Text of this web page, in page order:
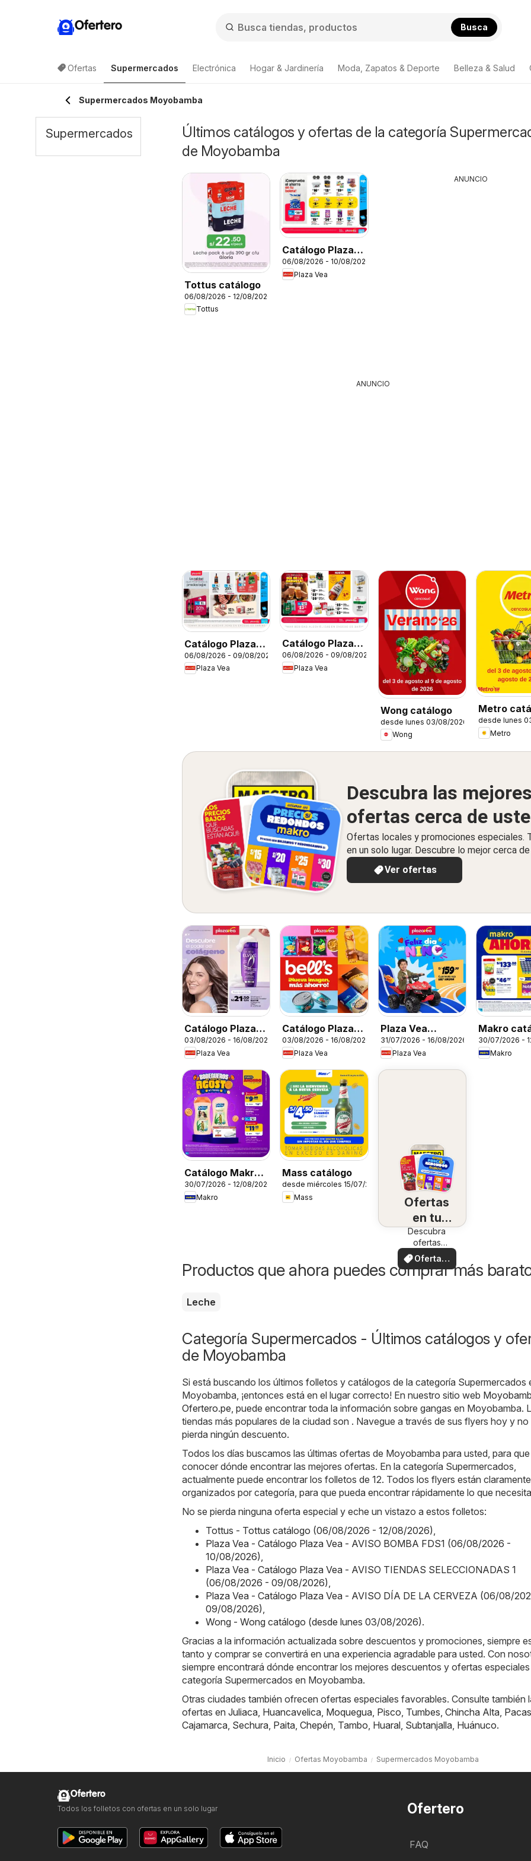
Ofertero Busca
Ofertas Supermercados Electrónica Hogar & Jardinería Moda, Zapatos & Deporte Belleza & Salud
Supermercados Moyobamba
Últimos catálogos y ofertas de la categoría
de Moyobamba
Tottus catálogo
06/08/2026 - 12/08/2026
Tottus
Catálogo Plaza
Vea - AVISO
BOMBA FDS1
06/08/2026 - 10/08/2026
Plaza Vea
ANUNCIO
ANUNCIO
Catálogo Plaza
Vea - AVISO
TIENDAS
06/08/2026 - 09/08/2026
Plaza Vea
Catálogo Plaza
Vea - AVISO DÍA
DE LA CERVEZA
06/08/2026 - 09/08/2026
Plaza Vea
Wong catálogo
desde lunes 03/08/2026
Wong
Metro
desde lunes
Metro
Descubra las
ofertas cerca de
Ofertas locales y promociones especiales.
en un solo lugar. Descubre lo mejor cerca
Ver ofertas
Catálogo Plaza
Vea - Especial
Cuidado del
Cabello
03/08/2026 - 16/08/2026
Plaza Vea
Catálogo Plaza
Vea - Díptico
Marcas Propias
03/08/2026 - 16/08/2026
Plaza Vea
Plaza Vea
catálogo
31/07/2026 - 16/08/2026
Plaza Vea
Makro
30/07/2026 -
Makro
Catálogo Makro -
Esp Bodegueros
VIG
30/07/2026 - 12/08/2026
Makro
Mass catálogo
desde miércoles 15/07/2026
Mass
Ofertas
en tu
zona
Descubra
ofertas
especiales
Ofertas
locales
Productos que ahora puedes comprar más
Leche
Categoría Supermercados - Últimos catálogos y
de Moyobamba
Si está buscando los últimos folletos y catálogos de la categoría Supermercados
Moyobamba, ¡entonces está en el lugar correcto! En nuestro sitio web
Ofertero.pe, puede encontrar toda la información sobre gangas en Moyobamba.
tiendas más populares de la ciudad son . Navegue a través de sus flyers hoy y no
pierda ningún descuento.
Todos los días buscamos las últimas ofertas de Moyobamba para usted, para
conocer dónde encontrar las mejores ofertas. En la categoría Supermercados,
actualmente puede encontrar los folletos de 12. Todos los flyers están claramente
organizados por categoría, para que pueda encontrar rápidamente lo que
No se pierda ninguna oferta especial y eche un vistazo a estos folletos:
Tottus - Tottus catálogo (06/08/2026 - 12/08/2026),
Plaza Vea - Catálogo Plaza Vea - AVISO BOMBA FDS1 (06/08/2026 -
10/08/2026),
Plaza Vea - Catálogo Plaza Vea - AVISO TIENDAS SELECCIONADAS 1
(06/08/2026 - 09/08/2026),
Plaza Vea - Catálogo Plaza Vea - AVISO DÍA DE LA CERVEZA (06/08/
09/08/2026),
Wong - Wong catálogo (desde lunes 03/08/2026).
Gracias a la información actualizada sobre descuentos y promociones, siempre
tanto y comprar se convertirá en una experiencia agradable para usted. Con
siempre encontrará dónde encontrar los mejores descuentos y ofertas
categoría Supermercados en Moyobamba.
Otras ciudades también ofrecen ofertas especiales favorables. Consulte también
ofertas en Juliaca, Huancavelica, Moquegua, Pisco, Tumbes, Chincha Alta,
Cajamarca, Sechura, Paita, Chepén, Tambo, Huaral, Subtanjalla, Huánuco.
Inicio Ofertas Moyobamba Supermercados Moyobamba
Supermercados
Ofertero
FAQ
Ofertero
Todos los folletos con ofertas en un solo lugar